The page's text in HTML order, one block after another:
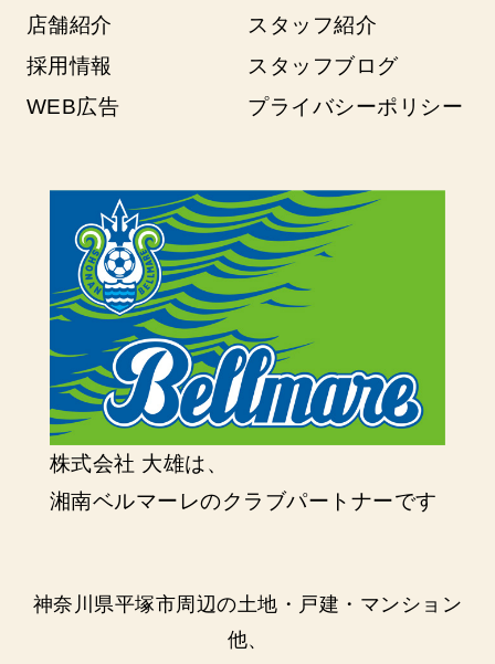
店舗紹介
スタッフ紹介
採用情報
スタッフブログ
WEB広告
プライバシーポリシー
株式会社 大雄は、
湘南ベルマーレのクラブパートナーです
神奈川県平塚市周辺の土地・戸建・マンション
他、